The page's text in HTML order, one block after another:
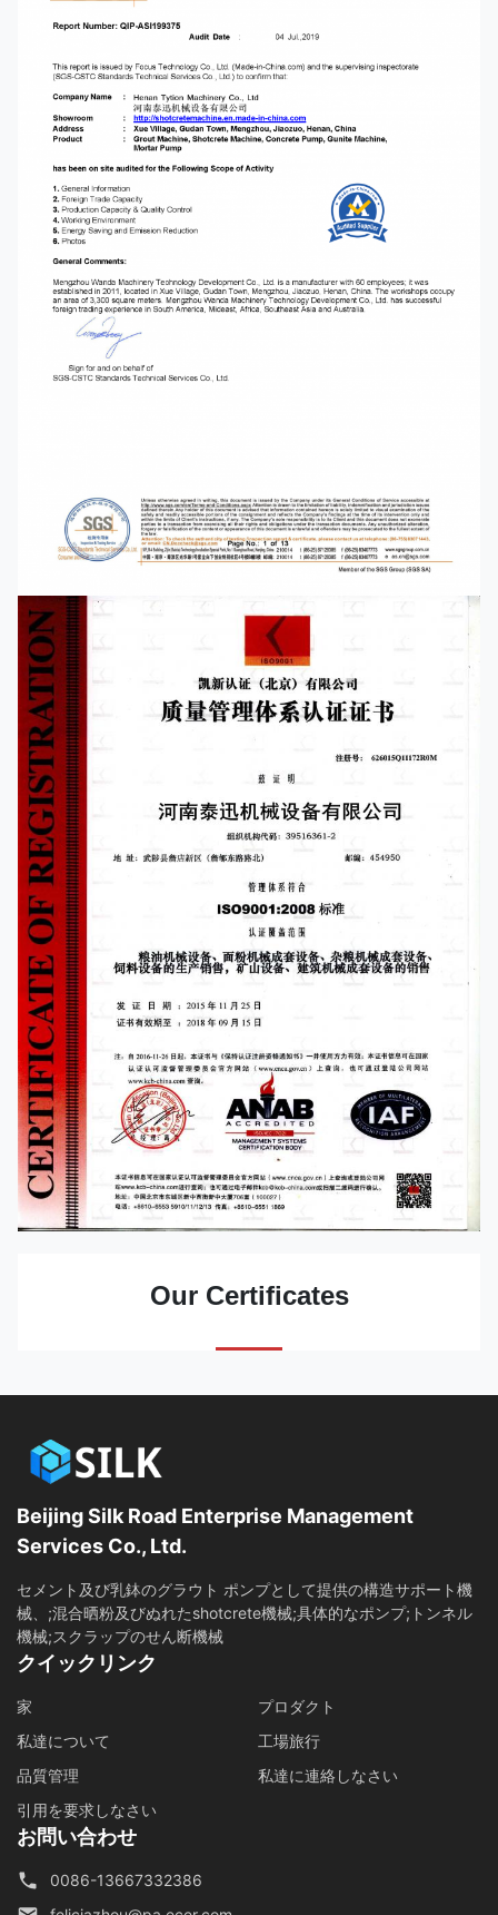
Our Certificates
Beijing Silk Road Enterprise Management
Services Co., Ltd.
セメント及び乳鉢のグラウト ポンプとして提供の構造サポート機
械、;混合晒粉及びぬれたshotcrete機械;具体的なポンプ;トンネル
機械;スクラップのせん断機械
クイックリンク
家
プロダクト
私達について
工場旅行
品質管理
私達に連絡しなさい
引用を要求しなさい
お問い合わせ
0086-13667332386